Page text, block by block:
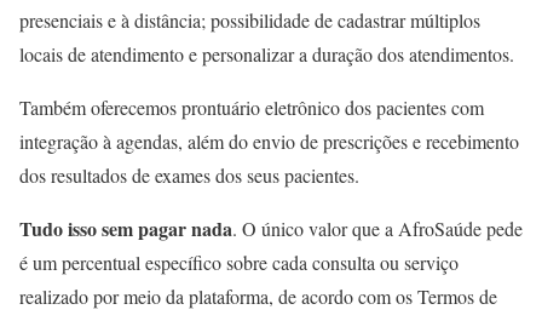
presenciais e à distância; possibilidade de cadastrar múltiplos
locais de atendimento e personalizar a duração dos atendimentos.
Também oferecemos prontuário eletrônico dos pacientes com
integração à agendas, além do envio de prescrições e recebimento
dos resultados de exames dos seus pacientes.
Tudo isso sem pagar nada. O único valor que a AfroSaúde pede
é um percentual específico sobre cada consulta ou serviço
realizado por meio da plataforma, de acordo com os Termos de